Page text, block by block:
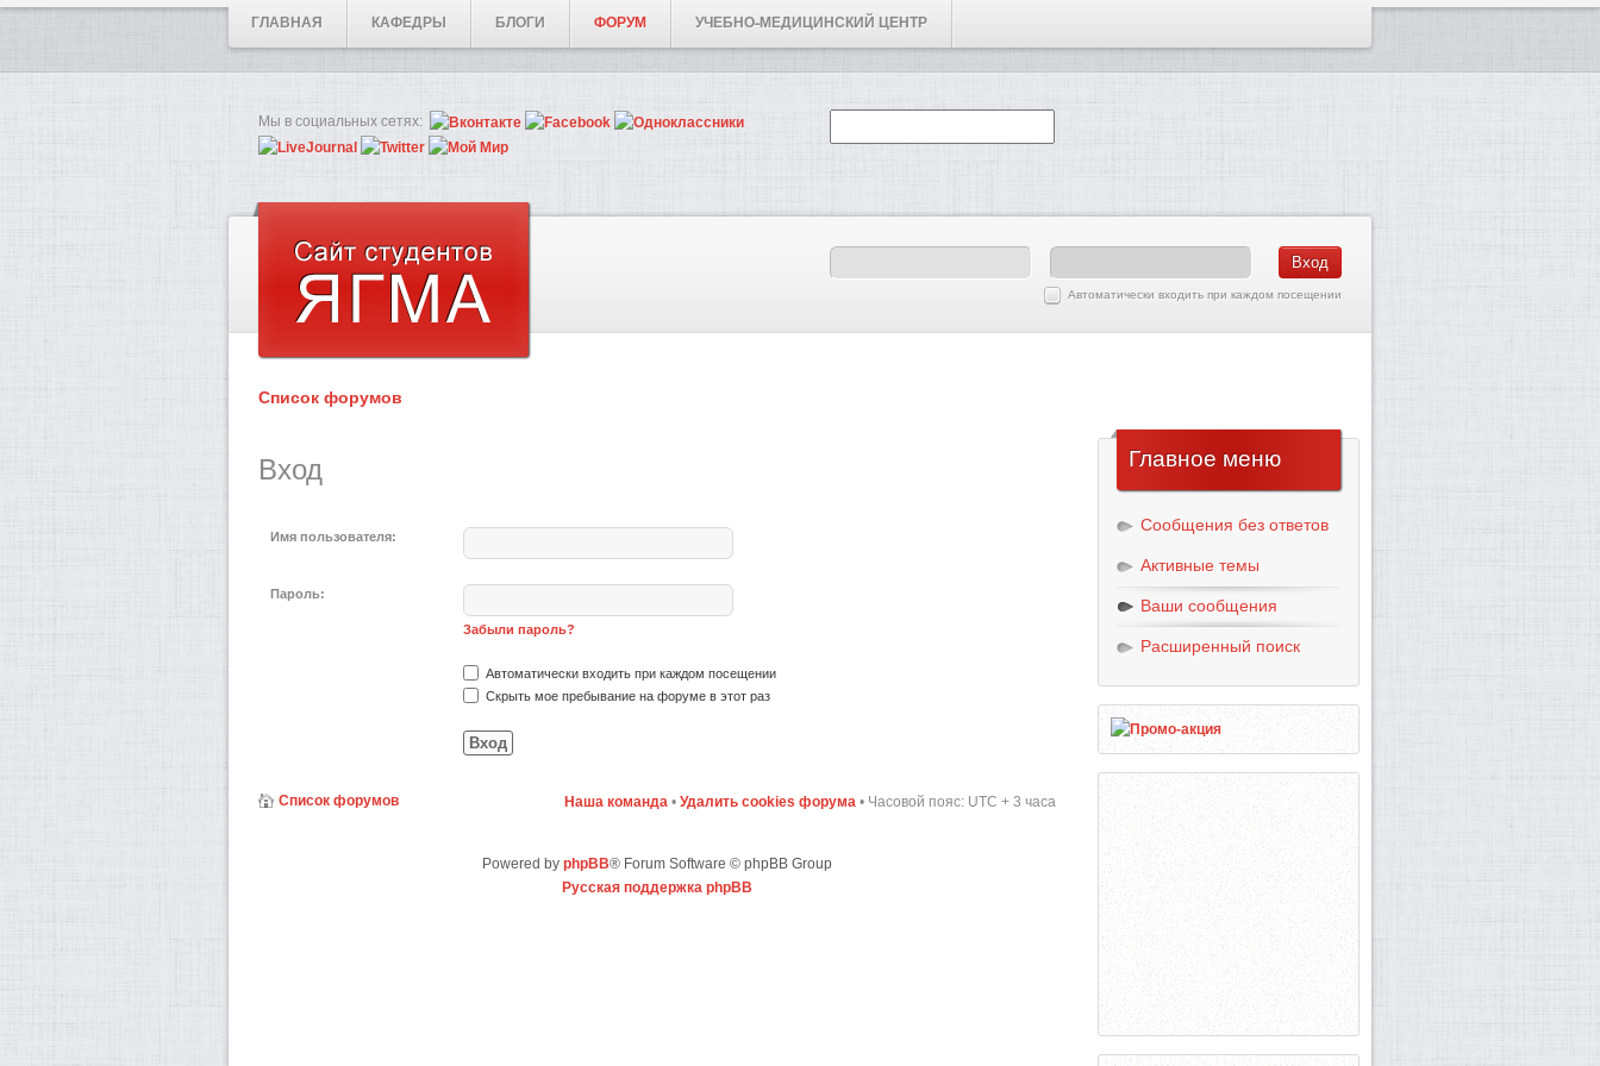
ГЛАВНАЯ КАФЕДРЫ БЛОГИ ФОРУМ УЧЕБНО-МЕДИЦИНСКИЙ ЦЕНТР
Мы в социальных сетях:
Автоматически входить при каждом посещении
Список форумов
Вход
Имя пользователя:
Пароль:
Забыли пароль?
Автоматически входить при каждом посещении
Скрыть мое пребывание на форуме в этот раз
Список форумов Наша команда • Удалить cookies форума • Часовой пояс: UTC + 3 часа
Powered by phpBB® Forum Software © phpBB Group
Русская поддержка phpBB
Главное меню
Сообщения без ответов
Активные темы
Ваши сообщения
Расширенный поиск